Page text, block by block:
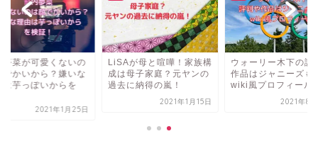
夢菜が可愛くないの
でかいから？嫌いな
は芋っぽいからを
2021年1月25日
LiSAが母と喧嘩！家族構
成は母子家庭？元ヤンの
過去に納得の嵐！
2021年1月15日
ウォーリー木下の評
作品はジャニーズも
wiki風プロフィール
2021年8